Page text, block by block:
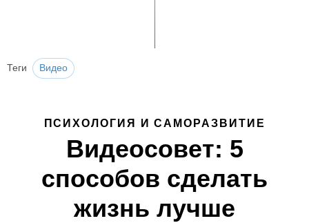
Теги Видео
ПСИХОЛОГИЯ И САМОРАЗВИТИЕ
Видеосовет: 5
способов сделать
жизнь лучше